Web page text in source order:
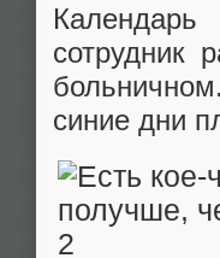
Календарь
сотрудник
синие дни